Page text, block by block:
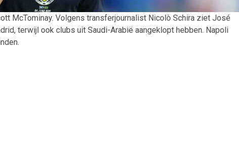
McTominay. Volgens transferjournalist Nicolò Schira ziet José
terwijl ook clubs uit Saudi-Arabië aangeklopt hebben. Napoli